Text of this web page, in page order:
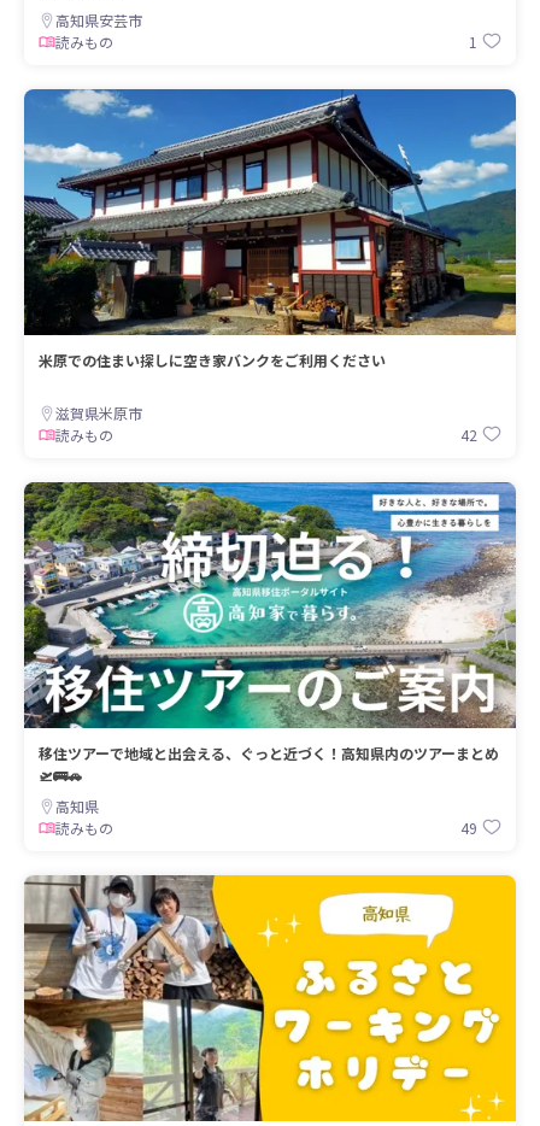
高知県安芸市
読みもの
1
米原での住まい探しに空き家バンクをご利用ください
滋賀県米原市
読みもの
42
移住ツアーで地域と出会える、ぐっと近づく！高知県内のツアーまとめ
🛫🚌🚗
高知県
読みもの
49